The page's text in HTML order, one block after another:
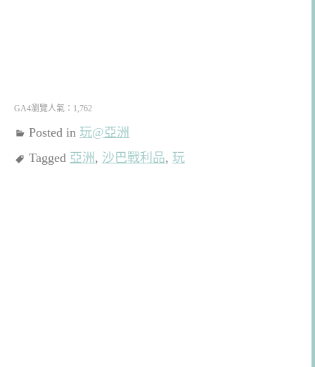
GA4瀏覽人氣：1,762
Posted in 玩@亞洲
Tagged 亞洲 , 沙巴戰利品, 玩